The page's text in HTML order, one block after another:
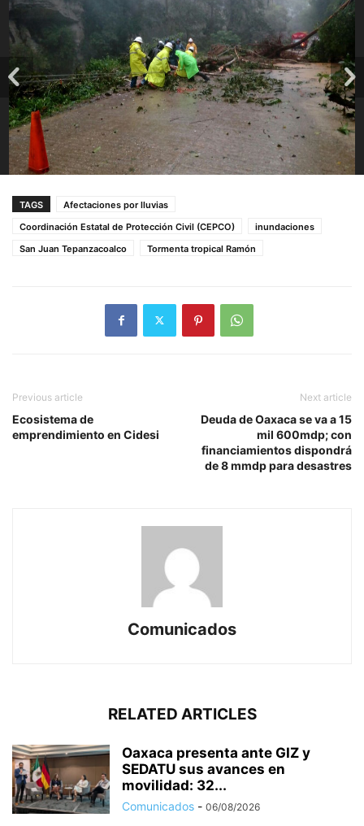
TAGS
Afectaciones por lluvias
Coordinación Estatal de Protección Civil (CEPCO)
inundaciones
San Juan Tepanzacoalco
Tormenta tropical Ramón
Previous article
Ecosistema de
emprendimiento en Cidesi
Next article
Deuda de Oaxaca se va a 15
mil 600mdp; con
financiamientos dispondrá
de 8 mmdp para desastres
Comunicados
RELATED ARTICLES
Oaxaca presenta ante GIZ y
SEDATU sus avances en
movilidad: 32...
Comunicados - 06/08/2026